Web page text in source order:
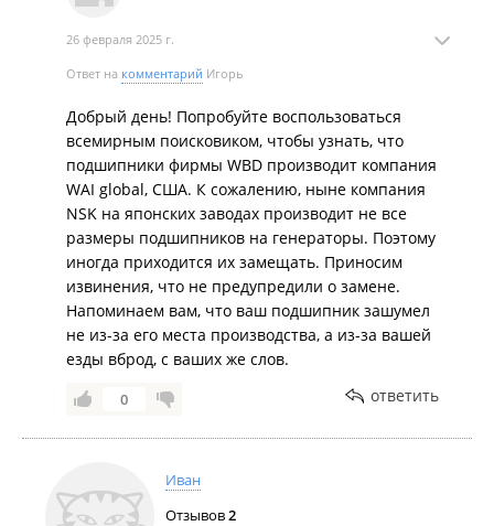
26 февраля 2025 г.
Ответ на комментарий Игорь
Добрый день! Попробуйте воспользоваться
всемирным поисковиком, чтобы узнать, что
подшипники фирмы WBD производит компания
WAI global, США. К сожалению, ныне компания
NSK на японских заводах производит не все
размеры подшипников на генераторы. Поэтому
иногда приходится их замещать. Приносим
извинения, что не предупредили о замене.
Напоминаем вам, что ваш подшипник зашумел
не из-за его места производства, а из-за вашей
езды вброд, с ваших же слов.
0 ответить
Иван
Отзывов2